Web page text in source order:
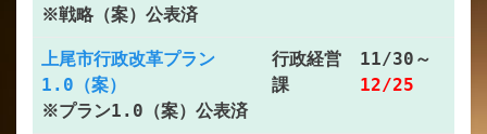
※戦略（案）公表済
上尾市行政改革プラン
1.0（案）
※プラン1.0（案）公表済
行政経営
課
11/30～
12/25